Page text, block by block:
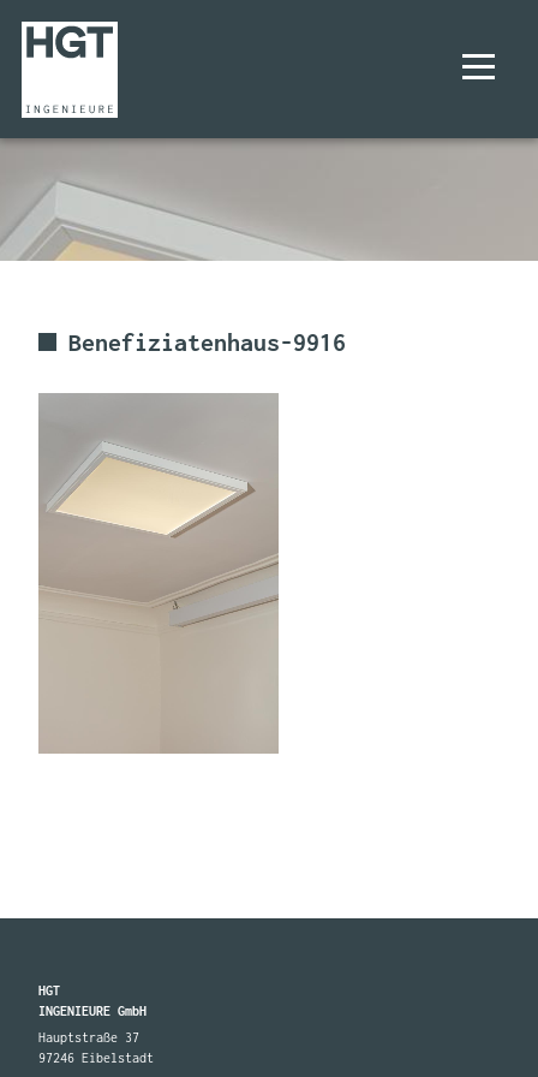
UNTERNEHMEN
LEISTUNGEN
KARRIERE
KONTAKT
Benefiziatenhaus-9916
HGT
INGENIEURE GmbH
Hauptstraße 37
97246 Eibelstadt